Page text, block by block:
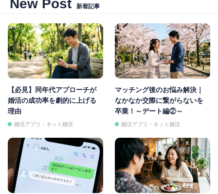
New Post 新着記事
【必見】同年代アプローチが
婚活の成功率を劇的に上げる
理由
婚活アプリ・ネット婚活
マッチング後のお悩み解決｜
なかなか交際に繋がらないを
卒業！～デート編②～
婚活アプリ・ネット婚活